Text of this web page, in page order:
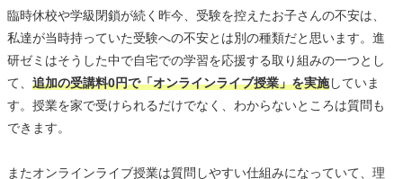
臨時休校や学級閉鎖が続く昨今、受験を控えたお子さんの不安は、
私達が当時持っていた受験への不安とは別の種類だと思います。進
研ゼミはそうした中で自宅での学習を応援する取り組みの一つとし
て、 追加の受講料0円で「オンラインライブ授業」を実施していま
す。授業を家で受けられるだけでなく、わからないところは質問も
できます。
またオンラインライブ授業は質問しやすい仕組みになっていて、理